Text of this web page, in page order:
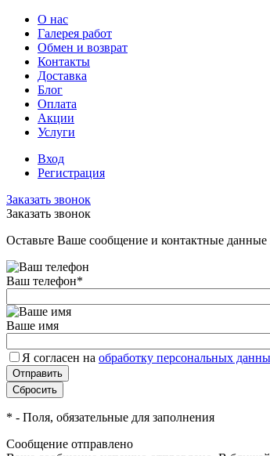
О нас
Галерея работ
Обмен и возврат
Контакты
Доставка
Блог
Оплата
Акции
Услуги
Вход
Регистрация
Заказать звонок
Заказать звонок
Оставьте Ваше сообщение и контактные
Ваш телефон*
Ваше имя
Я согласен на обработку персональных
* - Поля, обязательные для заполнения
Сообщение отправлено